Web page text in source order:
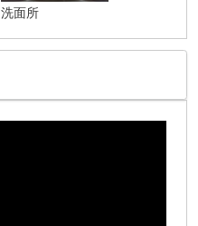
洗面所